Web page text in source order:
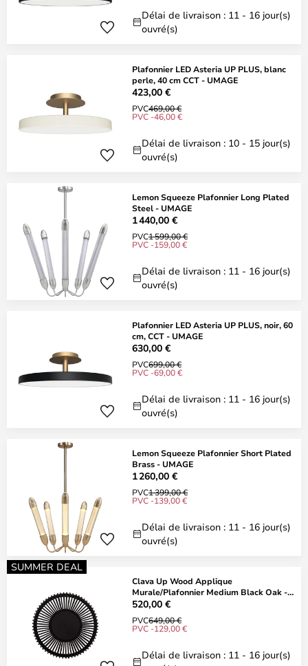
Délai de livraison : 11 - 16 jour(s)
ouvré(s)
Plafonnier LED Asteria UP PLUS, blanc
perle, 40 cm CCT - UMAGE
423,00 €
PVC469,00 €
PVC -46,00 €
Délai de livraison : 10 - 15 jour(s)
ouvré(s)
Lemon Squeeze Plafonnier Long Plated
Steel - UMAGE
1 440,00 €
PVC1 599,00 €
PVC -159,00 €
Délai de livraison : 11 - 16 jour(s)
ouvré(s)
Plafonnier LED Asteria UP PLUS, noir, 60
cm, CCT - UMAGE
630,00 €
PVC699,00 €
PVC -69,00 €
Délai de livraison : 11 - 16 jour(s)
ouvré(s)
Lemon Squeeze Plafonnier Short Plated
Brass - UMAGE
1 260,00 €
PVC1 399,00 €
PVC -139,00 €
Délai de livraison : 11 - 16 jour(s)
ouvré(s)
SUMMER DEAL
Clava Up Wood Applique
Murale/Plafonnier Medium Black Oak -
UMAGE
520,00 €
PVC649,00 €
PVC -129,00 €
Délai de livraison : 11 - 16 jour(s)